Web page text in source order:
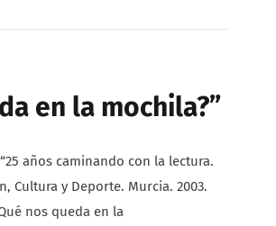
en la mochila?”
“25 años caminando con la lectura.
Cultura y Deporte. Murcia. 2003.
nos queda en la